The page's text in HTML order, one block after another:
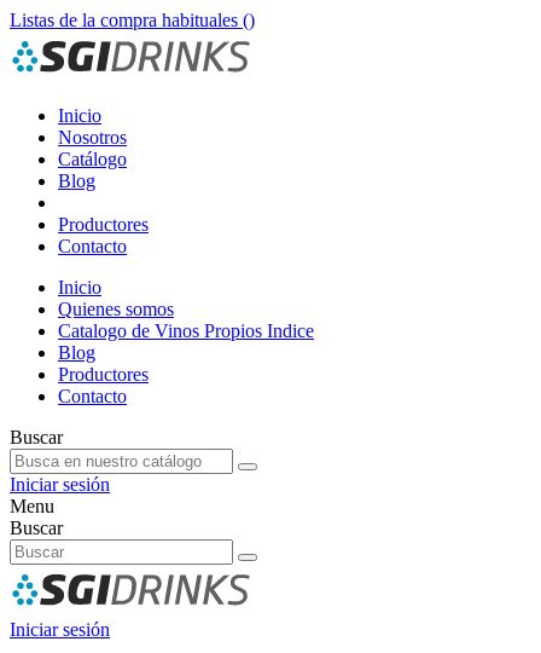
Listas de la compra habituales ()
Inicio
Nosotros
Catálogo
Blog
Productores
Contacto
Inicio
Quienes somos
Catalogo de Vinos Propios Indice
Blog
Productores
Contacto
Buscar
Iniciar sesión
Menu
Buscar
Iniciar sesión